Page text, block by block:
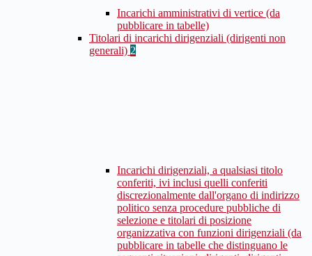
Incarichi amministrativi di vertice (da
pubblicare in tabelle)
Titolari di incarichi dirigenziali (dirigenti non
generali) 2
Incarichi dirigenziali, a qualsiasi titolo
conferiti, ivi inclusi quelli conferiti
discrezionalmente dall'organo di indirizzo
politico senza procedure pubbliche di
selezione e titolari di posizione
organizzativa con funzioni dirigenziali (da
pubblicare in tabelle che distinguano le